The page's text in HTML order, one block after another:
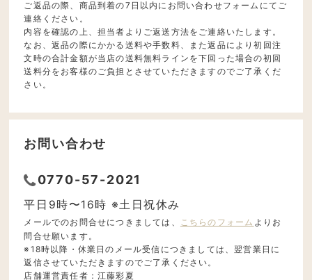
ご返品の際、商品到着の7日以内にお問い合わせフォームにてご
連絡ください。
内容を確認の上、担当者よりご返送方法をご連絡いたします。
なお、返品の際にかかる送料や手数料、また返品により初回注
文時の合計金額が当店の送料無料ラインを下回った場合の初回
送料分をお客様のご負担とさせていただきますのでご了承くだ
さい。
お問い合わせ
0770-57-2021
平日9時〜16時 ※土日祝休み
メールでのお問合せにつきましては、 こちらのフォーム よりお
問合せ願います。
※18時以降・休業日のメール受信につきましては、翌営業日に
返信させていただきますのでご了承ください。
店舗運営責任者：江藤彩夏